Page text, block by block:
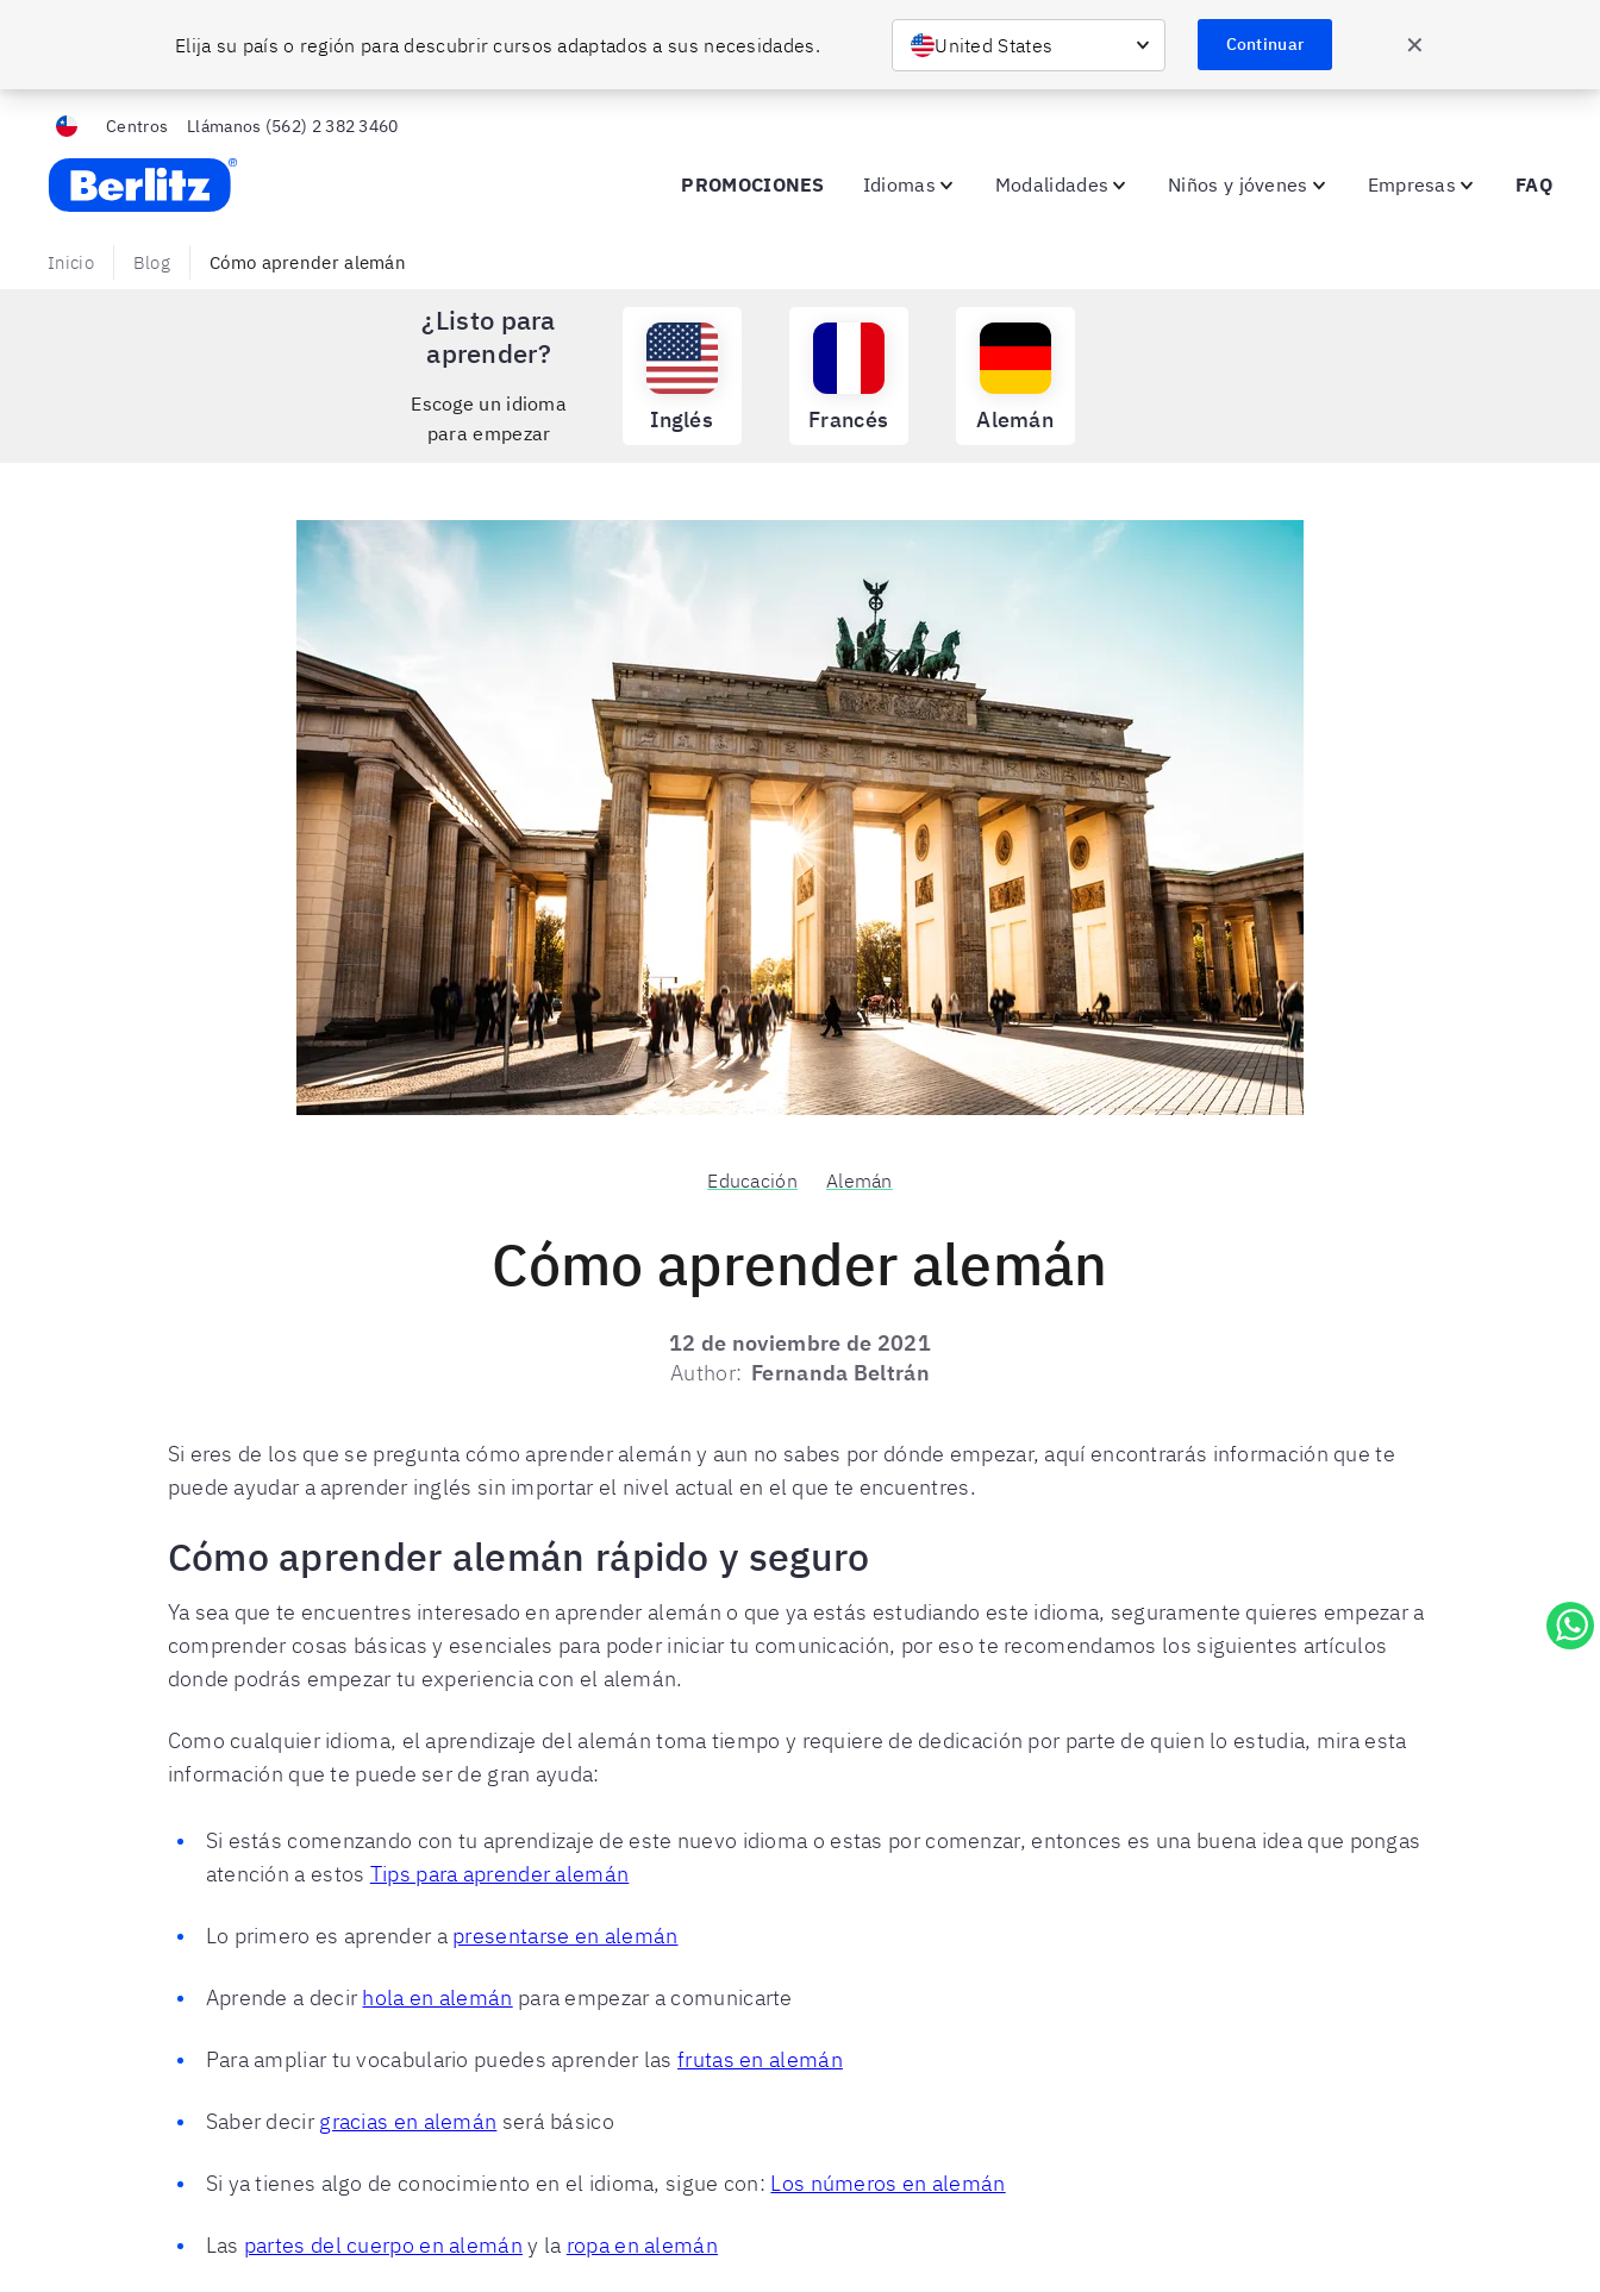
Elija su país o región para descubrir cursos adaptados a sus necesidades. United States Continuar ✕
Centros Llámanos (562) 2 382 3460
Berlitz Chile
PROMOCIONES Idiomas Modalidades Niños y jóvenes Empresas FAQ
Inicio Blog Cómo aprender alemán
¿Listo para
aprender?
Escoge un idioma
para empezar
Inglés Francés Alemán
Educación Alemán
Cómo aprender alemán
12 de noviembre de 2021
Author: Fernanda Beltrán
Si eres de los que se pregunta cómo aprender alemán y aun no sabes por dónde empezar, aquí encontrarás información que te
puede ayudar a aprender inglés sin importar el nivel actual en el que te encuentres.
Cómo aprender alemán rápido y seguro
Ya sea que te encuentres interesado en aprender alemán o que ya estás estudiando este idioma, seguramente quieres empezar a
comprender cosas básicas y esenciales para poder iniciar tu comunicación, por eso te recomendamos los siguientes artículos
donde podrás empezar tu experiencia con el alemán.
Como cualquier idioma, el aprendizaje del alemán toma tiempo y requiere de dedicación por parte de quien lo estudia, mira esta
información que te puede ser de gran ayuda:
Si estás comenzando con tu aprendizaje de este nuevo idioma o estas por comenzar, entonces es una buena idea que pongas
atención a estos Tips para aprender alemán
Lo primero es aprender a presentarse en alemán
Aprende a decirhola en alemán para empezar a comunicarte
Para ampliar tu vocabulario puedes aprender lasfrutas en alemán
Saber decirgracias en alemán será básico
Si ya tienes algo de conocimiento en el idioma, sigue con: Los números en alemán
Las partes del cuerpo en alemán y la ropa en alemán